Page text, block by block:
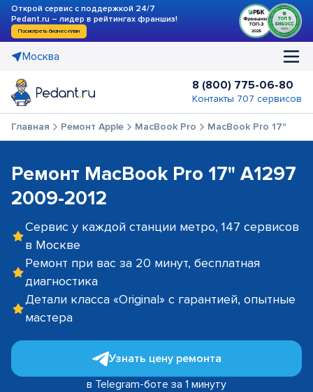
Открой сервис с поддержкой 24/7
Pedant.ru – лидер в рейтингах франшиз!
Посмотреть бизнес-план
Москва
8 (800) 775-06-80
Контакты 707 сервисов
Главная Ремонт Apple MacBook Pro MacBook Pro 17"
Ремонт MacBook Pro 17" A1297
2009-2012
Сервис у каждой станции метро, 147 сервисов
в Москве
Ремонт при вас за 20 минут, бесплатная
диагностика
Детали класса «Original» с гарантией, опытные
мастера
Узнать цену ремонта
в Telegram-боте за 1 минуту